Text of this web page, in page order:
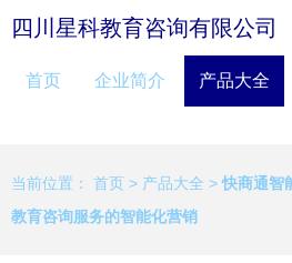
四川星科教育咨询有限公司
首页 企业简介 产品大全
当前位置： 首页 > 产品大全 > 快商通智
教育咨询服务的智能化营销